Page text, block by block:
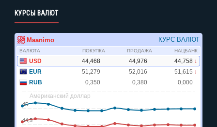
КУРСЫ ВАЛЮТ